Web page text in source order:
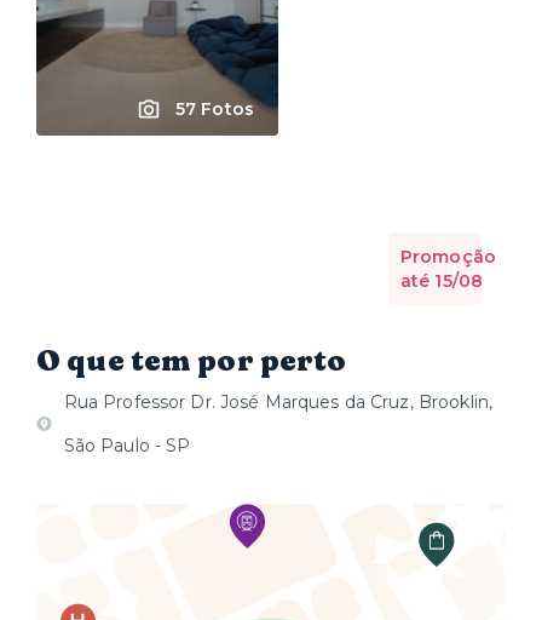
57 Fotos
Promoção
até 15/08
O que tem por perto
Rua Professor Dr. José Marques da Cruz, Brooklin,
São Paulo - SP